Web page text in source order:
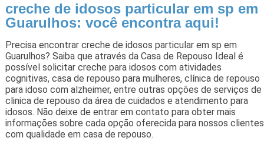
creche de idosos particular em sp em
Guarulhos: você encontra aqui!
Precisa encontrar creche de idosos particular em sp em
Guarulhos? Saiba que através da Casa de Repouso Ideal é
possível solicitar creche para idosos com atividades
cognitivas, casa de repouso para mulheres, clínica de repouso
para idoso com alzheimer, entre outras opções de serviços de
clinica de repouso da área de cuidados e atendimento para
idosos. Não deixe de entrar em contato para obter mais
informações sobre cada opção oferecida para nossos clientes
com qualidade em casa de repouso.